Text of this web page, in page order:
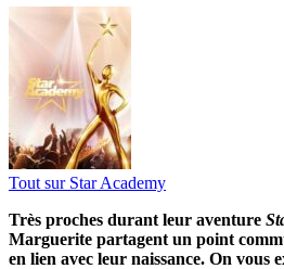
Tout sur Star Academy
Très proches durant leur aventure
Marguerite partagent un point
en lien avec leur naissance. On vous